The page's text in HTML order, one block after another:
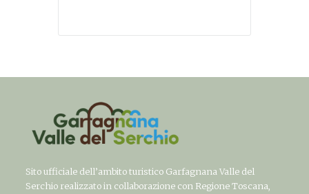
Sito ufficiale dell’ambito turistico Garfagnana Valle del
Serchio realizzato in collaborazione con Regione Toscana,